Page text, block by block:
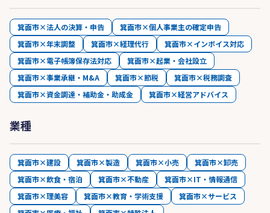
箕面市×法人の決算・申告
箕面市×個人事業主の確定申告
箕面市×年末調整
箕面市×経理代行
箕面市×インボイス対応
箕面市×電子帳簿保存法対応
箕面市×起業・会社設立
箕面市×事業承継・M&A
箕面市×節税
箕面市×税務調査
箕面市×資金調達・補助金・助成金
箕面市×経営アドバイス
業種
箕面市×建設 箕面市×製造 箕面市×小売
箕面市×卸売
箕面市×飲食・宿泊
箕面市×不動産
箕面市×IT・情報通信
箕面市×理美容
箕面市×教育・学術支援
箕面市×サービス